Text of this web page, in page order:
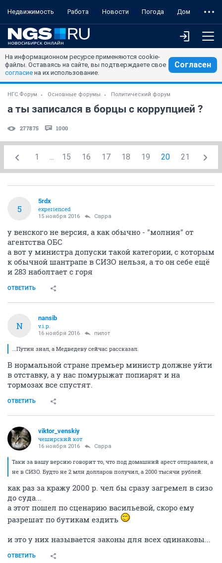
Недвижимость Работа Новости Погода Дом
На информационном ресурсе применяются cookie-
файлы. Оставаясь на сайте, вы подтверждаете свое
согласие на их использование.
Согласен
НГС.Форум Основные форумы Политический форум
а ты записался в борцы с коррупцией ?
277875 1000
1 ... 15 16 17 18 19 20 21
5
5rdx
experienced
15 ноября 2016 Сарра
у венского не версия, а как обычно - "молния" от
агентства ОБС
а вот у министра допуски такой категории, с которым
к обычной шантрапе в СИЗО нельзя, а то он себе ещё
и 283 наболтает с горя
ОТВЕТИТЬ
N
nansib
v.i.p.
16 ноября 2016 пилот
...Путин знал, а Медведеву сейчас рассказал.
В нормальной стране премьер министр должне уйти
в отставку, а у нас помурыжат попиарят и на
тормозах все спустят.
ОТВЕТИТЬ
viktor_venskiy
чеширский кот
16 ноября 2016 Сарра
Таки за вашу версию говорит то, что под домашний арест отправлен, а
не в СИЗО. Будто не 2 млн долларов получил, а 2000 тысячи рублей.
как раз за кражу 2000 р. чел бы сразу загремел в сизо
до суда...
а этот пошел по сценарию васильевой, скоро ему
разрешат по бутикам ездить
и это у них называется законы для всех одинаковы...
ОТВЕТИТЬ